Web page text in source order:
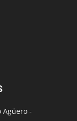
Agüero -